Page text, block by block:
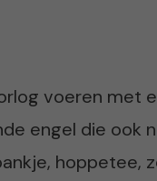
voeren met
engel die ook
hoppetee,